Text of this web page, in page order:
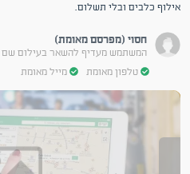
אילוף כלבים ובלי תשלום.
חסוי (מפרסם מאומת)
המשתמש מעדיף להשאר בעילום שם
טלפון מאומת
מייל מאומת